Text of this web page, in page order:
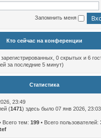
Запомнить меня
Кто сейчас на конференции
0 скрытых и 6
за последние 5 минут)
Статистика
23:49
(1471) здесь было 07 янв 2026, 23:03
Всего тем: 199 • Всего пользователей: